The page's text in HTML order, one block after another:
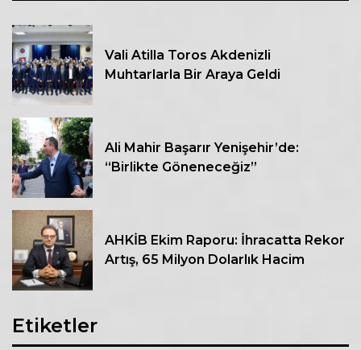
Vali Atilla Toros Akdenizli
Muhtarlarla Bir Araya Geldi
Ali Mahir Başarır Yenişehir’de:
“Birlikte Göneneceğiz”
AHKİB Ekim Raporu: İhracatta Rekor
Artış, 65 Milyon Dolarlık Hacim
Etiketler